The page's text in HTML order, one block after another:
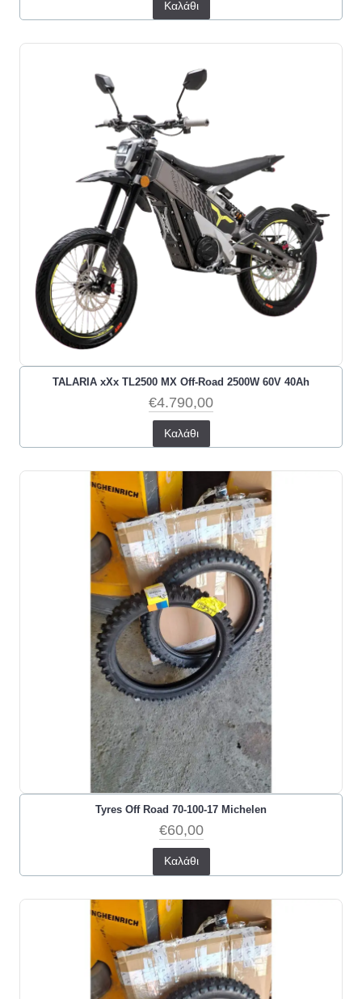
Καλάθι
TALARIA xXx TL2500 MX Off-Road 2500W 60V 40Ah
€4.790,00
Καλάθι
Tyres Off Road 70-100-17 Michelen
€60,00
Καλάθι